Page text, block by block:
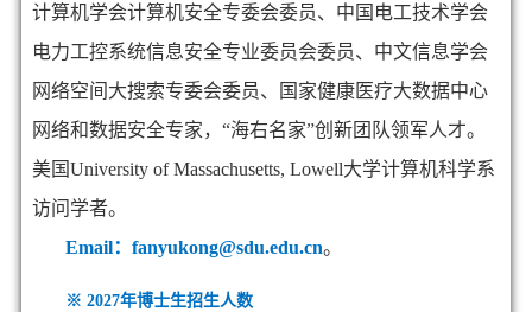
计算机学会计算机安全专委会委员、中国电工技术学会
电力工控系统信息安全专业委员会委员、中文信息学会
网络空间大搜索专委会委员、国家健康医疗大数据中心
网络和数据安全专家，“海右名家”创新团队领军人才。
美国University of Massachusetts, Lowell大学计算机科学系
访问学者。
Email：fanyukong@sdu.edu.cn。
※ 2027年博士生招生人数